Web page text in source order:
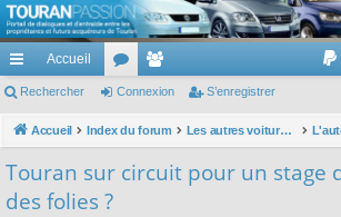
TouranPassion
Le forum des propriétaires ou futurs acquéreurs du
cc
ès
pi
Accueil
or
u
e
m
Rechercher Connexion S’enregistrer
Accueil Index du forum Les autres voitures et ce qui touche à la voiture
Touran sur circuit pour un stage
des folies ?